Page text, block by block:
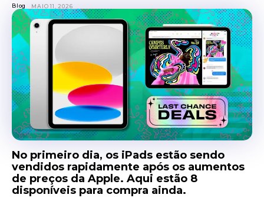
Blog MAIO 11, 2026
No primeiro dia, os iPads estão sendo
vendidos rapidamente após os aumentos
de preços da Apple. Aqui estão 8
disponíveis para compra ainda.